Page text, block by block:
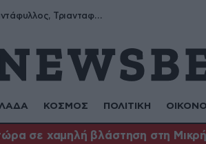
Μύρων, Τριαντάφυλλος, Τριανταφυλλιά, Φυλλιώ, Ρόζα
ΚΟΣΜΟΣ ΠΟΛΙΤΙΚΗ
σε χαμηλή βλάστηση στη